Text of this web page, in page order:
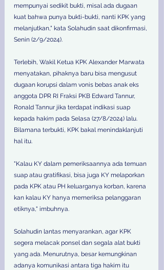
mempunyai sedikit bukti, misal ada dugaan
kuat bahwa punya bukti-bukti, nanti KPK yang
melanjutkan," kata Solahudin saat dikonfirmasi,
Senin (2/9/2024).
Terlebih, Wakil Ketua KPK Alexander Marwata
menyatakan, pihaknya baru bisa mengusut
dugaan korupsi dalam vonis bebas anak eks
anggota DPR RI Fraksi PKB Edward Tannur,
Ronald Tannur jika terdapat indikasi suap
kepada hakim pada Selasa (27/8/2024) lalu.
Bilamana terbukti, KPK bakal menindaklanjuti
hal itu.
"Kalau KY dalam pemeriksaannya ada temuan
suap atau gratifikasi, bisa juga KY melaporkan
pada KPK atau PH keluarganya korban, karena
kan kalau KY hanya memeriksa pelanggaran
etiknya," imbuhnya.
Solahudin lantas menyarankan, agar KPK
segera melacak ponsel dan segala alat bukti
yang ada. Menurutnya, besar kemungkinan
adanya komunikasi antara tiga hakim itu